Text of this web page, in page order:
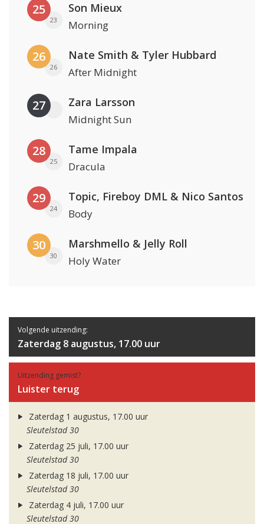
25
23
Son Mieux
Morning
26
26
Nate Smith & Tyler Hubbard
After Midnight
27 Zara Larsson
Midnight Sun
28
25
Tame Impala
Dracula
29
24
Topic, Fireboy DML & Nico Santos
Body
30
30
Marshmello & Jelly Roll
Holy Water
Volgende uitzending:
Zaterdag 8 augustus, 17.00 uur
Uitzending gemist?
Luister terug
Zaterdag 1 augustus, 17.00 uur
Sleutelstad 30
Zaterdag 25 juli, 17.00 uur
Sleutelstad 30
Zaterdag 18 juli, 17.00 uur
Sleutelstad 30
Zaterdag 4 juli, 17.00 uur
Sleutelstad 30